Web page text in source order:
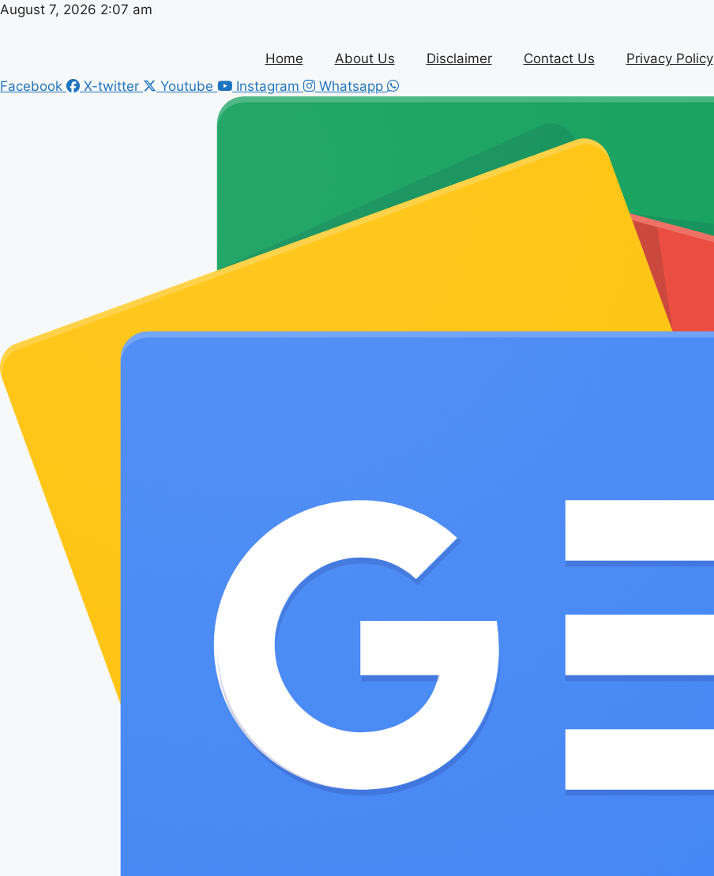
Skip
August 7, 2026 2:07 am
Home About Us Disclaimer Contact Us Privacy Policy
Facebook
X-twitter Youtube Instagram Whatsapp